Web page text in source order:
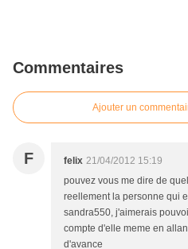
Commentaires
Ajouter un
F felix 21/04/2012 15:19
pouvez vous me dire de
reellement la personne qui
sandra550, j'aimerais
compte d'elle meme en
d'avance